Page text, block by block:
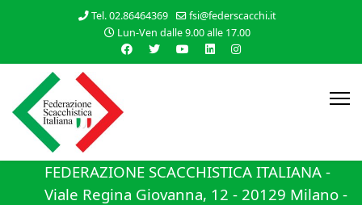
Tel. 02.86464369
fsi@federscacchi.it
Lun-Ven dalle 9.00 alle 17.00
FEDERAZIONE SCACCHISTICA ITALIANA -
Viale Regina Giovanna, 12 - 20129 Milano -